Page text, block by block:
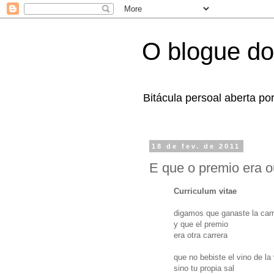
O blogue
Bitácula persoal aberta
18 de fev. de 2011
E que o premio era
Curriculum vitae
digamos que ganaste la
y que el premio
era otra carrera
que no bebiste el vino de la
sino tu propia sal